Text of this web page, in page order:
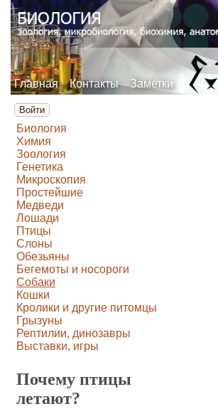
Главная Контакты Заметки
Войти
Биология
Химия
Зоология
Генетика
Микроскопия
Простейшие
Медведи
Лошади
Птицы
Слоны
Обезьяны
Бегемоты и носороги
Собаки
Кошки
Кролики и другие питомцы
Грызуны
Рептилии, динозавры
Выставки, игры
Почему птицы
летают?